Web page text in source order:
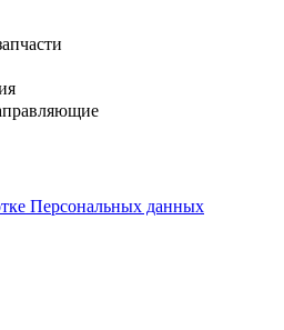
Персональных данных